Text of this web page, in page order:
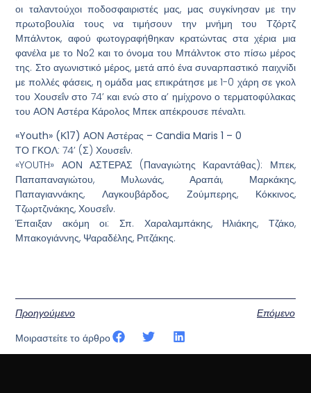
οι ταλαντούχοι ποδοσφαιριστές μας, μας συγκίνησαν με την
πρωτοβουλία τους να τιμήσουν την μνήμη του Τζόρτζ
Μπάλντοκ, αφού φωτογραφήθηκαν κρατώντας στα χέρια μια
φανέλα με το Νο2 και το όνομα του Μπάλντοκ στο πίσω μέρος
της. Στο αγωνιστικό μέρος, μετά από ένα συναρπαστικό παιχνίδι
με πολλές φάσεις, η ομάδα μας επικράτησε με 1-0 χάρη σε γκολ
του Χουσεΐν στο 74’ και ενώ στο α’ ημίχρονο ο τερματοφύλακας
του ΑΟΝ Αστέρα Κάρολος Μπεκ απέκρουσε πέναλτι.
«Youth» (Κ17) ΑΟΝ Αστέρας – Candia Maris 1 – 0
ΤΟ ΓΚΟΛ: 74’ (Σ) Χουσεΐν.
«YOUTH» ΑΟΝ ΑΣΤΕΡΑΣ (Παναγιώτης Καραντάθας): Μπεκ,
Παπαπαναγιώτου, Μυλωνάς, Αραπάι, Μαρκάκης,
Παπαγιαννάκης, Λαγκουβάρδος, Ζούμπερης, Κόκκινος,
Τζωρτζινάκης, Χουσεΐν.
Έπαιξαν ακόμη οι: Σπ. Χαραλαμπάκης, Ηλιάκης, Τζάκο,
Μπακογιάννης, Ψαραδέλης, Ριτζάκης.
Προηγούμενο Επόμενο
Μοιραστείτε το άρθρο